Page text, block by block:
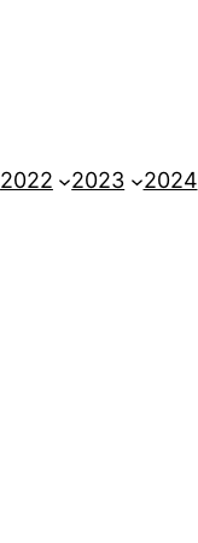
2022 2023 2024